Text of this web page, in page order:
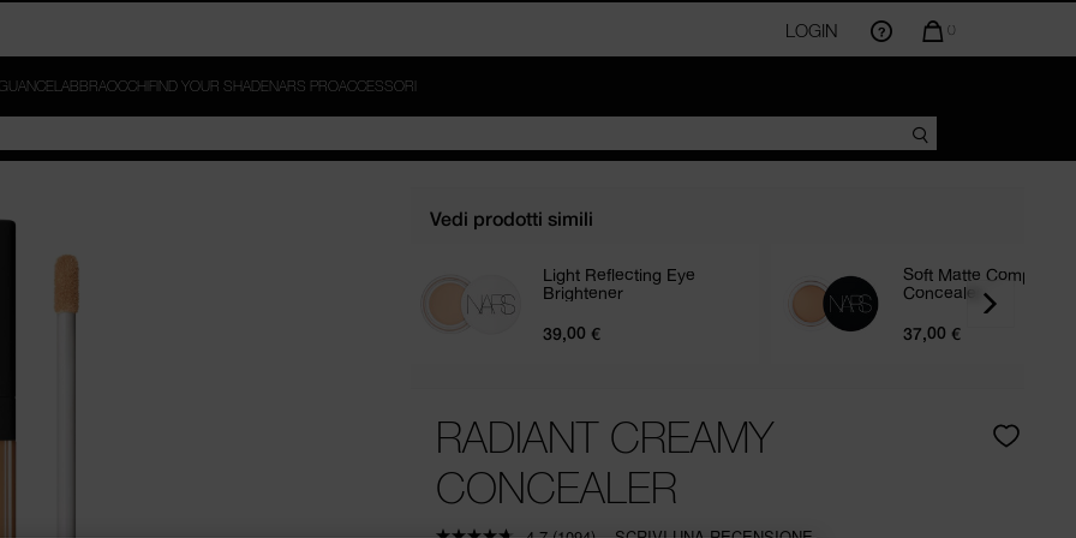
MOISTURIZER DA 79€*.
LOGIN
LA
AMMONTA
0
LABBRAOCCHI FIND YOUR SHADENARS PROACCESSORI
Vedi prodotti simili
Light Reflecting Eye
Brightener
39,00 €
Soft Matte Complete
Concealer
37,00 €
RADIANT CREAMY
CONCEALER